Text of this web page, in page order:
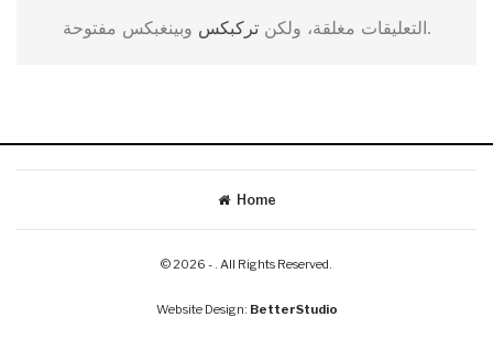
التعليقات مغلقة، ولكنتركبكس وبينغبكس مفتوحة.
Home
© 2026 - . All Rights Reserved.
Website Design: BetterStudio